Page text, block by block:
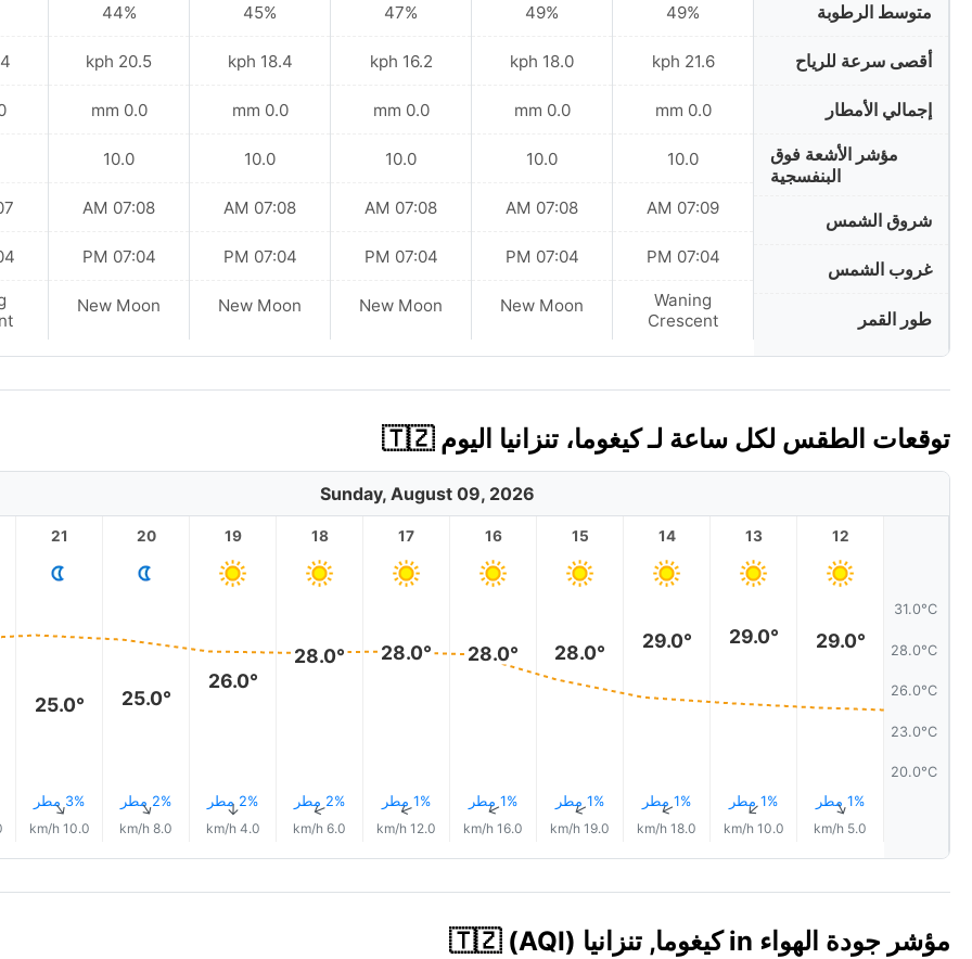
متوسط الرطوبة
أقصى سرعة للرياح
إجمالي الأمطار
مؤشر الأشعة فوق
البنفسجية
شروق الشمس
غروب الشمس
طور القمر
49%
21.6 kph
0.0 mm
10.0
07:09 AM
07:04 PM
Waning
Crescent
49%
18.0 kph
0.0 mm
10.0
07:08 AM
07:04 PM
New Moon
47%
16.2 kph
0.0 mm
10.0
07:08 AM
07:04 PM
New Moon
45%
18.4 kph
0.0 mm
10.0
07:08 AM
07:04 PM
New Moon
44%
20.5 kph
0.0 mm
10.0
07:08 AM
07:04 PM
New Moon
توقعات الطقس لكل ساعة لـ كيغوما، تنزانيا اليوم 🇹🇿
Sunday, August 09, 2026
31.0°C
28.0°C
26.0°C
23.0°C
20.0°C
12
29.0°
1% مطر↑
5.0 km/h
13
29.0°
1% مطر↑
10.0 km/h
14
29.0°
1% مطر↑
18.0 km/h
15
28.0°
1% مطر↑
19.0 km/h
16
28.0°
1% مطر↑
16.0 km/h
17
28.0°
1% مطر↑
12.0 km/h
18
28.0°
2% مطر↑
6.0 km/h
19
26.0°
2% مطر↑
4.0 km/h
20
25.0°
2% مطر↑
8.0 km/h
21
25.0°
3% مطر↑
10.0 km/h
مؤشر جودة الهواء in كيغوما, تنزانيا 🇹🇿 (AQI)